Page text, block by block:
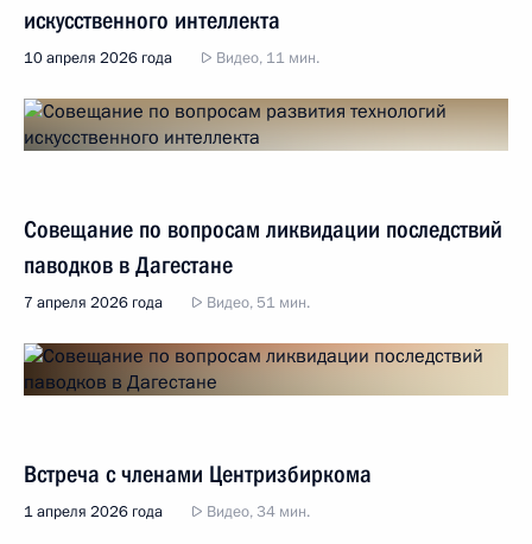
искусственного интеллекта
10 апреля 2026 года Видео, 11 мин.
Совещание по вопросам ликвидации последствий
паводков в Дагестане
7 апреля 2026 года Видео, 51 мин.
Встреча с членами Центризбиркома
1 апреля 2026 года Видео, 34 мин.